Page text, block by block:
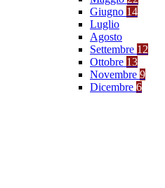
Giugno 14
Luglio
Agosto
Settembre 12
Ottobre 13
Novembre 9
Dicembre 6